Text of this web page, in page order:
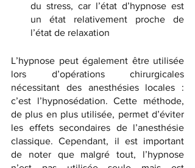
du stress, car l’état d’hypnose est
un état relativement proche de
l’état de relaxation
L’hypnose peut également être utilisée
lors d’opérations chirurgicales
nécessitant des anesthésies locales :
c’est l’hypnosédation. Cette méthode,
de plus en plus utilisée, permet d’éviter
les effets secondaires de l’anesthésie
classique. Cependant, il est important
de noter que malgré tout, l’hypnose